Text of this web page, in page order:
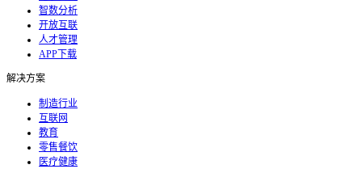
智数分析
开放互联
人才管理
APP下载
解决方案
制造行业
互联网
教育
零售餐饮
医疗健康